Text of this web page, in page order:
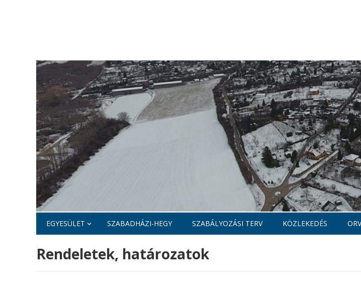
EGYESÜLET SZABADHÁZI-HEGY SZABÁLYOZÁSI TERV KÖZLEKEDÉS
Rendeletek, határozatok